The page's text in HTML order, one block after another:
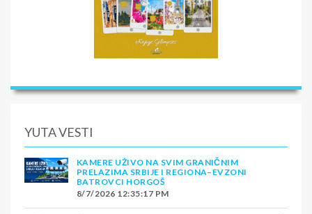
YUTA VESTI
KAMERE UŽIVO NA SVIM GRANIČNIM
PRELAZIMA SRBIJE I REGIONA–EVZONI
BATROVCI HORGOŠ
8/7/2026 12:35:17 PM